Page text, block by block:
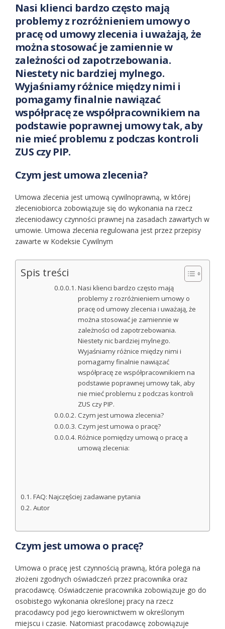
Nasi klienci bardzo często mają
problemy z rozróżnieniem umowy o
pracę od umowy zlecenia i uważają, że
można stosować je zamiennie w
zależności od zapotrzebowania.
Niestety nic bardziej mylnego.
Wyjaśniamy różnice między nimi i
pomagamy finalnie nawiązać
współpracę ze współpracownikiem na
podstawie poprawnej umowy tak, aby
nie mieć problemu z podczas kontroli
ZUS czy PIP.
Czym jest umowa zlecenia?
Umowa zlecenia jest umową cywilnoprawną, w której
zleceniobiorca zobowiązuje się do wykonania na rzecz
zleceniodawcy czynności prawnej na zasadach zawartych w
umowie. Umowa zlecenia regulowana jest przez przepisy
zawarte w Kodeksie Cywilnym
Spis treści
Nasi klienci bardzo często mają
problemy z rozróżnieniem umowy o
pracę od umowy zlecenia i uważają, że
można stosować je zamiennie w
zależności od zapotrzebowania.
Niestety nic bardziej mylnego.
Wyjaśniamy różnice między nimi i
pomagamy finalnie nawiązać
współpracę ze współpracownikiem na
podstawie poprawnej umowy tak, aby
nie mieć problemu z podczas kontroli
ZUS czy PIP.
Czym jest umowa zlecenia?
Czym jest umowa o pracę?
Różnice pomiędzy umową o pracę a
umową zlecenia:
FAQ: Najczęściej zadawane pytania
Autor
Czym jest umowa o pracę?
Umowa o pracę jest czynnością prawną, która polega na
złożeni zgodnych oświadczeń przez pracownika oraz
pracodawcę. Oświadczenie pracownika zobowiązuje go do
osobistego wykonania określonej pracy na rzecz
pracodawcy pod jego kierownictwem w określonym
miejscu i czasie. Natomiast pracodawcę zobowiązuje